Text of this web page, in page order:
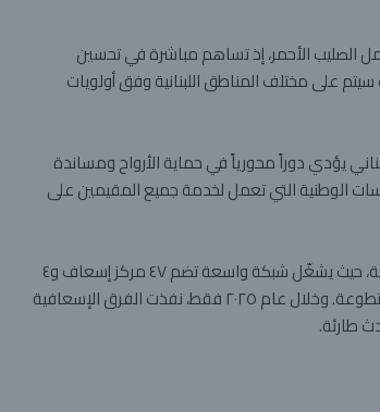
الصليب الأحمر، إذ تساهم مباشرة في تحسين
على مختلف المناطق اللبنانية وفق أولويات
يؤدي دوراً محورياً في حماية الأرواح ومساندة
الوطنية التي تعمل لخدمة جميع المقيمين على
ويُعدّ الصليب الأحمر اللبناني أحد الأعمدة الأساسية في منظومة الطوارئ الوطنية، حيث يشغّل شبكة واسعة تضم ٤٧ مركز إسعاف و٤
نقاط متقدمة و٤ غرف عمليات إقليمية، ويعتمد على أكثر من ٥٢٥٠ متطوعاً ومتطوعة. وخلال عام ٢٠٢٥ فقط، نفذت الفرق الإسعافية